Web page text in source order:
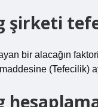
şirketi
bir alacağın
(Tefecilik)